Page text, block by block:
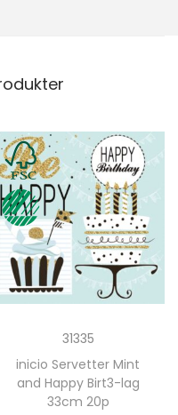
31335
inicio Servetter Mint
and Happy Birt3-lag
33cm 20p